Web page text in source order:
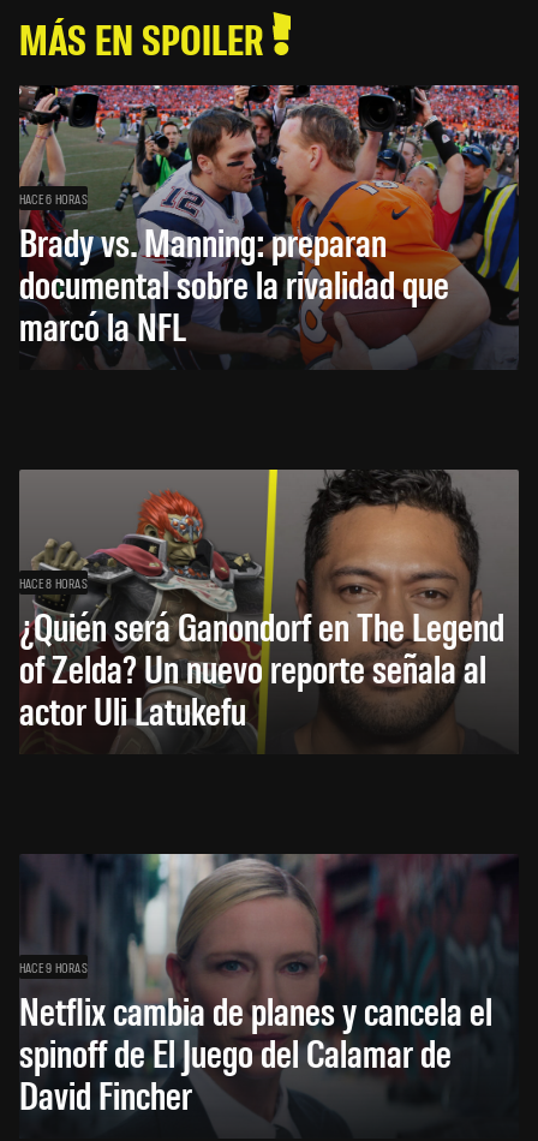
MÁS EN SPOILER
HACE 6 HORAS
Brady vs. Manning: preparan
documental sobre la rivalidad que
marcó la NFL
HACE 8 HORAS
¿Quién será Ganondorf en The Legend
of Zelda? Un nuevo reporte señala al
actor Uli Latukefu
HACE 9 HORAS
Netflix cambia de planes y cancela el
spinoff de El Juego del Calamar de
David Fincher